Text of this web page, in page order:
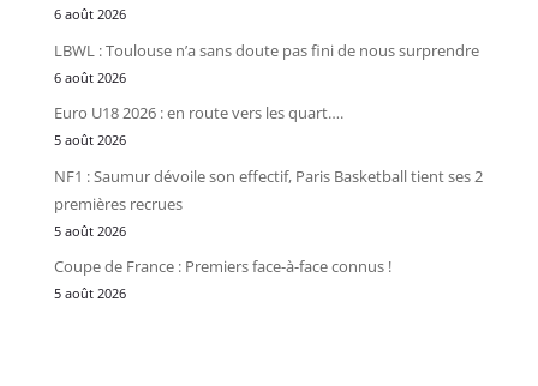
6 août 2026
LBWL : Toulouse n’a sans doute pas fini de nous surprendre
6 août 2026
Euro U18 2026 : en route vers les quart….
5 août 2026
NF1 : Saumur dévoile son effectif, Paris Basketball tient ses 2
premières recrues
5 août 2026
Coupe de France : Premiers face-à-face connus !
5 août 2026